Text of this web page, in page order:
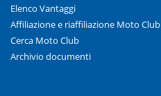
Elenco Vantaggi
Affiliazione e riaffiliazione Moto Club
Cerca Moto Club
Archivio documenti